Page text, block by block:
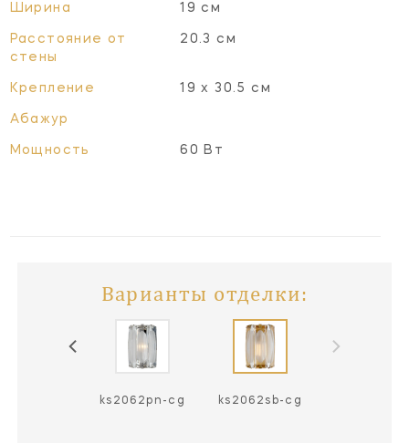
Ширина 19 см
Расстояние от
стены
20.3 см
Крепление 19 х 30.5 см
Абажур
Мощность 60 Вт
Варианты отделки:
ks2062pn-cg ks2062sb-cg